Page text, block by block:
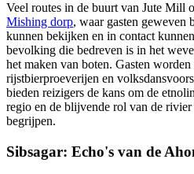
Veel routes in de buurt van Jute Mill
Mishing dorp, waar gasten geweven
kunnen bekijken en in contact
bevolking die bedreven is in het
het maken van boten. Gasten
rijstbierproeverijen en
bieden reizigers de kans om de
regio en de blijvende rol van de
begrijpen.
Sibsagar: Echo's van de